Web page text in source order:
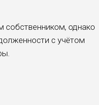
однако
с учётом